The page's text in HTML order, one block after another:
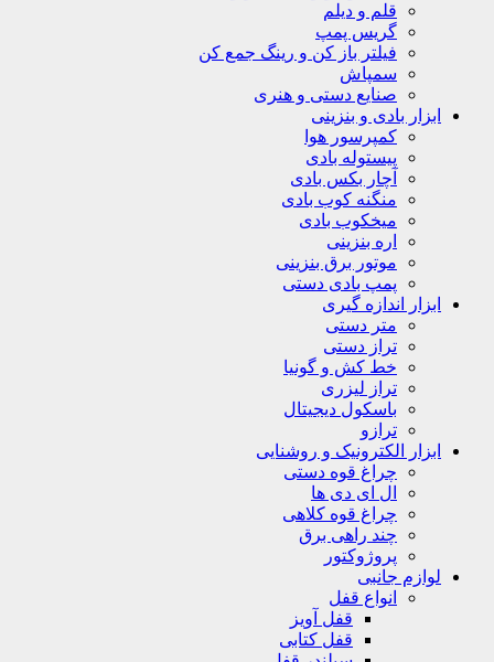
قلم و دیلم
گریس پمپ
فیلتر باز کن و رینگ جمع کن
سمپاش
صنایع دستی و هنری
ابزار بادی و بنزینی
کمپرسور هوا
پیستوله بادی
آچار بکس بادی
منگنه کوب بادی
میخکوب بادی
اره بنزینی
موتور برق بنزینی
پمپ بادی دستی
ابزار اندازه گیری
متر دستی
تراز دستی
خط کش و گونیا
تراز لیزری
باسکول دیجیتال
ترازو
ابزار الکترونیک و روشنایی
چراغ قوه دستی
ال ای دی ها
چراغ قوه کلاهی
چند راهی برق
پروژوکتور
لوازم جانبی
انواع قفل
قفل آویز
قفل کتابی